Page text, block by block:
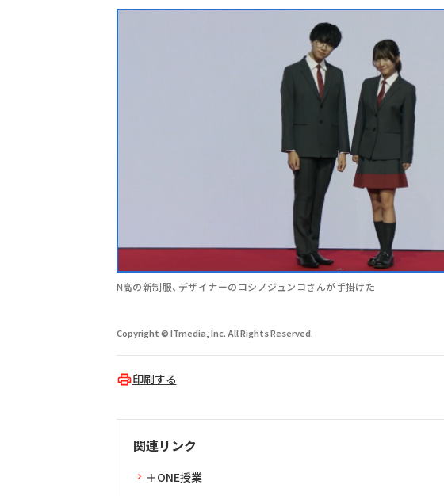
N高の新制服、デザイナーのコシノジュンコさんが手掛けた
Copyright © ITmedia, Inc. All Rights Reserved.
印刷する
関連リンク
＋ONE授業